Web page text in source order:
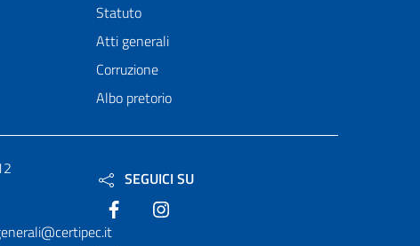
Statuto
Atti generali
Corruzione
Albo pretorio
SEGUICI SU
Facebook